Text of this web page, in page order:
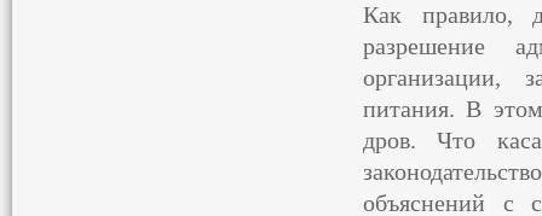
Как правило,
разрешение
организации,
питания. В этом
дров. Что
объяснений с